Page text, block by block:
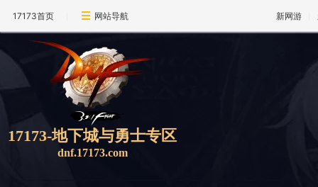
17173首页 网站导航 新网游
17173-地下城与勇士专区
dnf.17173.com